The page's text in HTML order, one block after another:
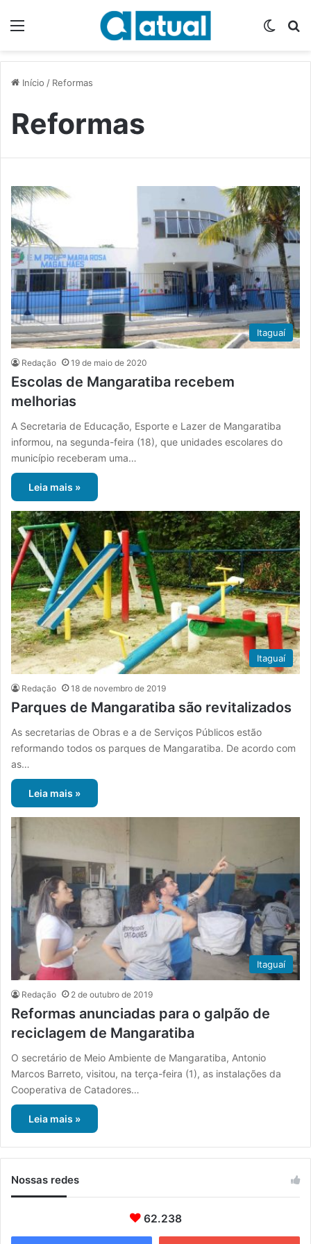
Início / Reformas
Reformas
Itaguaí
Redação 19 de maio de 2020
Escolas de Mangaratiba recebem
melhorias
A Secretaria de Educação, Esporte e Lazer de Mangaratiba
informou, na segunda-feira (18), que unidades escolares do
município receberam uma…
Leia mais »
Itaguaí
Redação 18 de novembro de 2019
Parques de Mangaratiba são revitalizados
As secretarias de Obras e a de Serviços Públicos estão
reformando todos os parques de Mangaratiba. De acordo com
as…
Leia mais »
Itaguaí
Redação 2 de outubro de 2019
Reformas anunciadas para o galpão de
reciclagem de Mangaratiba
O secretário de Meio Ambiente de Mangaratiba, Antonio
Marcos Barreto, visitou, na terça-feira (1), as instalações da
Cooperativa de Catadores…
Leia mais »
Nossas redes
62.238